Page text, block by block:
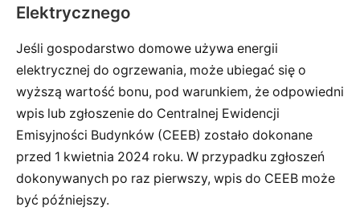
Elektrycznego
Jeśli gospodarstwo domowe używa energii
elektrycznej do ogrzewania, może ubiegać się o
wyższą wartość bonu, pod warunkiem, że odpowiedni
wpis lub zgłoszenie do Centralnej Ewidencji
Emisyjności Budynków (CEEB) zostało dokonane
przed 1 kwietnia 2024 roku. W przypadku zgłoszeń
dokonywanych po raz pierwszy, wpis do CEEB może
być późniejszy.